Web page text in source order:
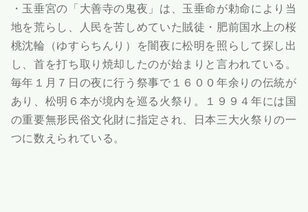
・玉垂宮の「大善寺の鬼夜」は、玉垂命が勅命により当
地を荒らし、人民を苦しめていた賊徒・肥前国水上の桜
桃沈輪（ゆすらちんり）を闇夜に松明を照らして探し出
し、首を打ち取り焼却したのが始まりと言われている。
毎年１月７日の夜に行う祭事で１６００年余りの伝統が
あり、松明６本が境内を巡る火祭り。１９９４年には国
の重要無形民俗文化財に指定され、日本三大火祭りの一
つに数えられている。